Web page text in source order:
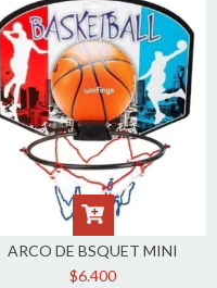
ARCO DE BSQUET MINI
$6.400